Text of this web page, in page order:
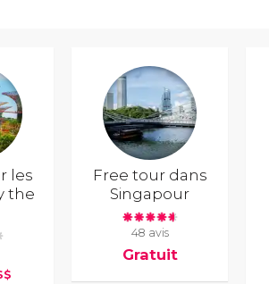
les
the
Free tour dans
Singapour
48 avis
Gratuit